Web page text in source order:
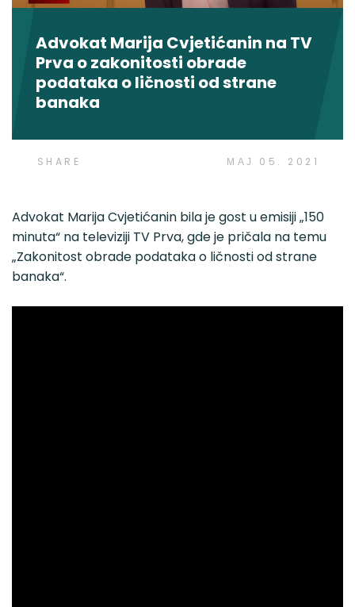
SHARE МАЈ 05. 2021
Advokat Marija Cvjetićanin na TV
Prva o zakonitosti obrade
podataka o ličnosti od strane
banaka
Advokat Marija Cvjetićanin bila je gost u emisiji „150
minuta“ na televiziji TV Prva, gde je pričala na temu
„Zakonitost obrade podataka o ličnosti od strane
banaka“.